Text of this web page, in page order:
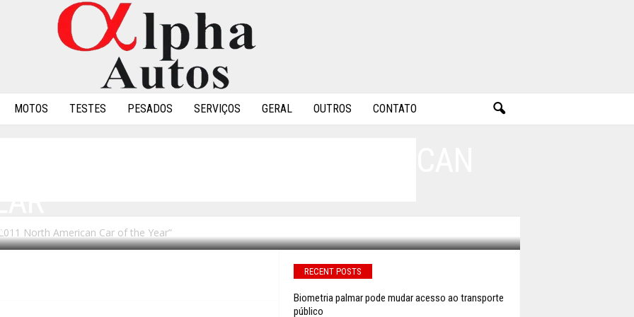
MOTOS TESTES PESADOS SERVIÇOS GERAL OUTROS CONTATO
North American Car of the Year”
0
RECENT POSTS
Biometria palmar pode mudar acesso ao transporte
público